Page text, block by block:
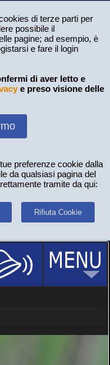
di terze parti per
possibile il
pagine; ad esempio, è
e fare il login
di aver letto e
e preso visione delle
preferenze cookie dalla
da qualsiasi pagina del
tramite da qui:
Rifiuta Cookie